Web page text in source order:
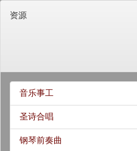
资源
音乐事工
圣诗合唱
钢琴前奏曲